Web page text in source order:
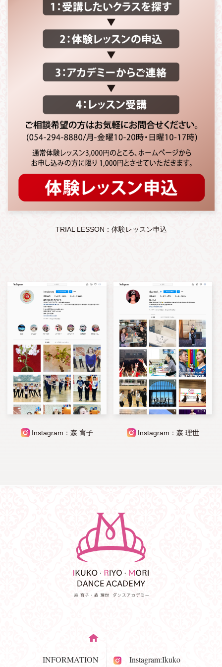
TRIAL LESSON：体験レッスン申込
Instagram：森 育子 Instagram：森 理世
INFORMATION Instagram:Ikuko